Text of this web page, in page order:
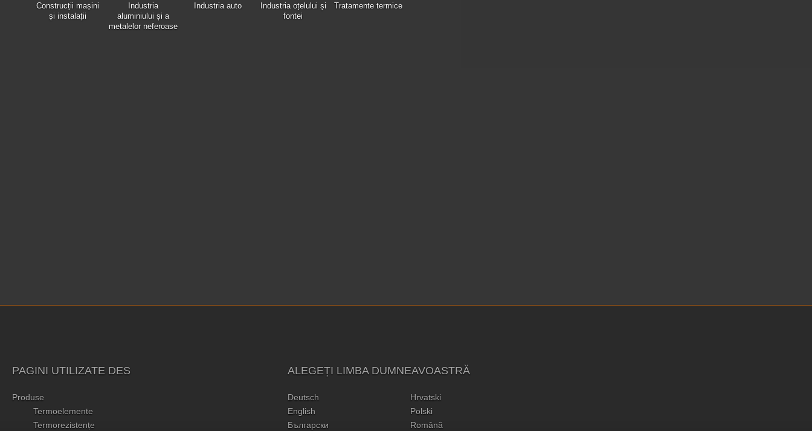
Construcții mașini
și instalații
Industria
aluminiului și a
metalelor neferoase
Industria auto
Industria oțelului și
fontei
Tratamente termice
PAGINI UTILIZATE DES
Produse
Termoelemente
Termorezistențe
ALEGEȚI LIMBA DUMNEAVOASTRĂ
Deutsch
English
Български
Hrvatski
Polski
Română